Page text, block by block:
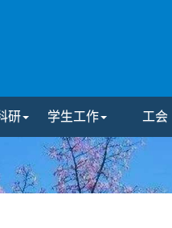
研 学生工作 工会